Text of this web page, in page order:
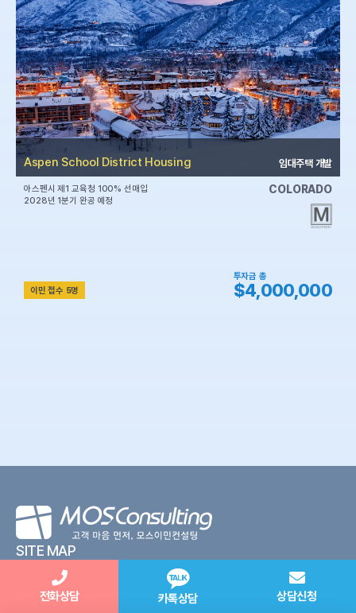
Aspen School District Housing 임대주택 개발
아스펜시 제1 교육청 100% 선매입
2028년 1분기 완공 예정
이민 접수 5명
COLORADO
투자금 총
$4,000,000
SITE MAP
회사소개
전화상담 카톡상담 상담신청